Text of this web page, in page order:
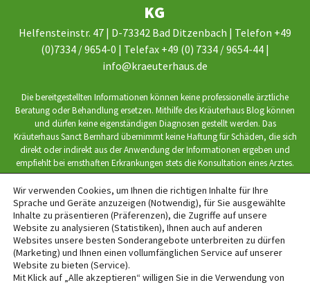
KG
Helfensteinstr. 47 | D-73342 Bad Ditzenbach | Telefon +49
(0)7334 / 9654-0 | Telefax +49 (0) 7334 / 9654-44 |
info@kraeuterhaus.de
Die bereitgestellten Informationen können keine professionelle ärztliche
Beratung oder Behandlung ersetzen. Mithilfe des Kräuterhaus Blog können
und dürfen keine eigenständigen Diagnosen gestellt werden. Das
Kräuterhaus Sanct Bernhard übernimmt keine Haftung für Schäden, die sich
direkt oder indirekt aus der Anwendung der Informationen ergeben und
empfiehlt bei ernsthaften Erkrankungen stets die Konsultation eines Arztes.
website by interface medien
BACK TO TOP
Wir verwenden Cookies, um Ihnen die richtigen Inhalte für Ihre
Sprache und Geräte anzuzeigen (Notwendig), für Sie ausgewählte
Inhalte zu präsentieren (Präferenzen), die Zugriffe auf unsere
Website zu analysieren (Statistiken), Ihnen auch auf anderen
Websites unsere besten Sonderangebote unterbreiten zu dürfen
(Marketing) und Ihnen einen vollumfänglichen Service auf unserer
Website zu bieten (Service).
Mit Klick auf „Alle akzeptieren“ willigen Sie in die Verwendung von